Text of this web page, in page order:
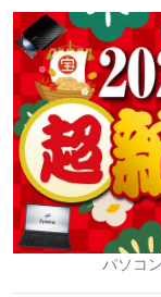
パソコ